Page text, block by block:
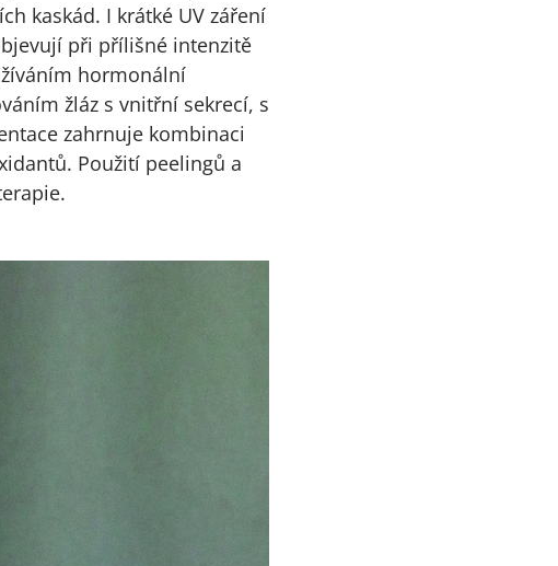
kaskád. I krátké UV záření
při přílišné intenzitě
hormonální
žláz s vnitřní sekrecí, s
zahrnuje kombinaci
Použití peelingů a